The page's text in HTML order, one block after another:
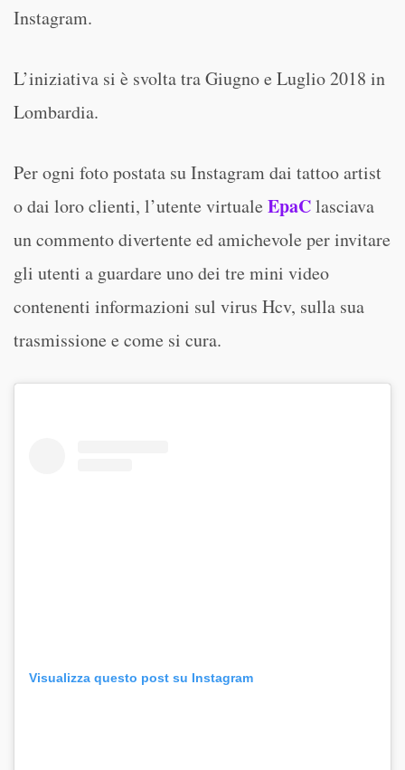
Instagram.
L’iniziativa si è svolta tra Giugno e Luglio 2018 in
Lombardia.
Per ogni foto postata su Instagram dai tattoo artist
o dai loro clienti, l’utente virtuale EpaClasciava
un commento divertente ed amichevole per invitare
gli utenti a guardare uno dei tre mini video
contenenti informazioni sul virus Hcv, sulla sua
trasmissione e come si cura.
Visualizza questo post su Instagram